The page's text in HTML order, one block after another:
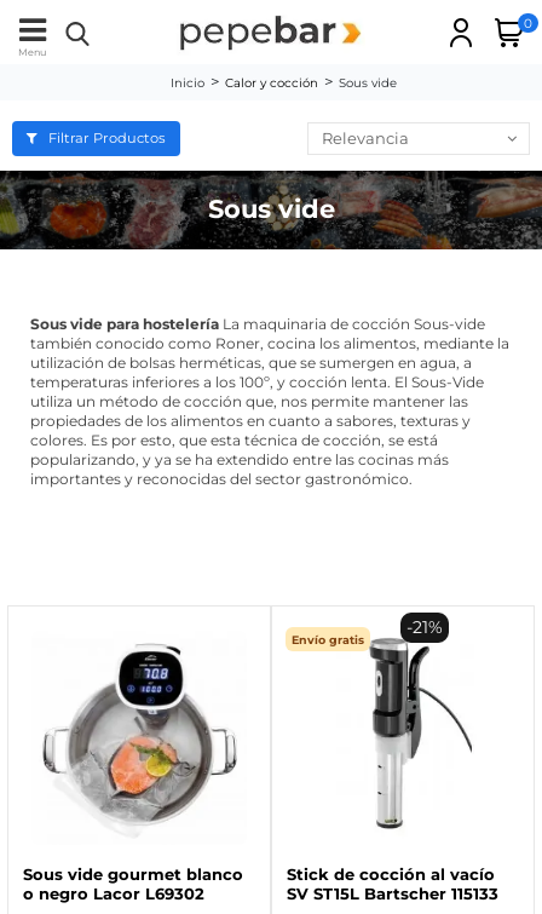
Menu
0
Inicio Calor y cocción Sous vide
Sous vide
Sous vide para hostelería La maquinaria de cocción Sous-vide
también conocido como Roner, cocina los alimentos, mediante la
utilización de bolsas herméticas, que se sumergen en agua, a
temperaturas inferiores a los 100º, y cocción lenta. El Sous-Vide
utiliza un método de cocción que, nos permite mantener las
propiedades de los alimentos en cuanto a sabores, texturas y
colores. Es por esto, que esta técnica de cocción, se está
popularizando, y ya se ha extendido entre las cocinas más
importantes y reconocidas del sector gastronómico.
Filtrar Productos Relevancia
Sous vide gourmet blanco
o negro Lacor L69302
Envío gratis
Stick de cocción al vacío
SV ST15L Bartscher 115133
-21%